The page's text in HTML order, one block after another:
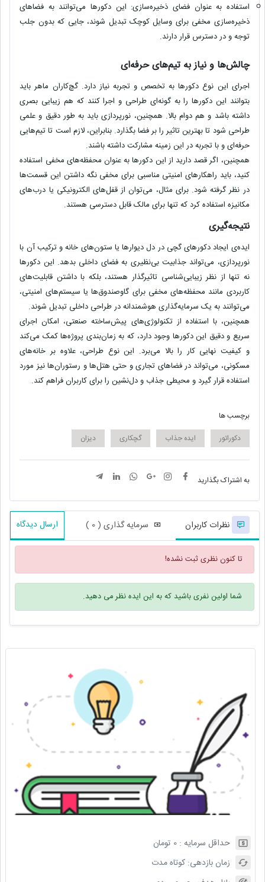
حداقل سرمایه :0 تومان
زمان بازدهی:کوتاه مدت
استفاده به عنوان فضای ذخیره‌سازی: این دکورها می‌توانند به فضاهای
ذخیره‌سازی مخفی برای وسایل کوچک تبدیل شوند، جایی که بدون جلب
توجه و در دسترس قرار دارند.
چالش‌ها و نیاز به تیم‌های حرفه‌ای
اجرای این نوع دکورها به تخصص و تجربه نیاز دارد.گچ‌کاران ماهرباید
بتوانند این دکورها را به گونه‌ای طراحی و اجرا کنند که هم زیبایی بصری
داشته باشد و همدوام بالا. همچنین، نورپردازی باید به طور دقیق و علمی
طراحی شود تا بهترین تاثیر را بر فضا بگذارد. بنابراین، لازم است تا تیم‌هایی
حرفه‌ای و با تجربه در این زمینه مشارکتداشته باشند.
همچنین، اگر قصد دارید از این دکورها به عنوان محفظه‌های مخفی استفاده
کنید، باید راهکارهای امنیتی مناسبی برای مخفی نگه داشتن این قسمت‌ها
در نظر گرفته شود. برای مثال، می‌توان ازقفل‌های الکترونیکی یا درب‌های
مکانیزه استفاده کرد که تنها برای مالک قابل دسترسی هستند.
نتیجه‌گیری
ایده‌ی ایجاددکورهای گچی در دل دیوارها یا ستون‌های خانه و ترکیب آن با
نورپردازی، می‌تواندجذابیت بی‌نظیری به فضای داخلی بدهد. این دکورها
نه تنها از نظر زیبایی‌شناسی تاثیرگذار هستند، بلکه با داشتن قابلیت‌های
کاربردی مانند محفظه‌های مخفی برای گاوصندوق‌هایا سیستم‌های امنیتی،
می‌توانند به یک سرمایه‌گذاری هوشمندانهدر طراحی داخلی تبدیل شوند.
همچنین، با استفاده از تکنولوژی‌های پیش‌ساخته صنعتی، امکان اجرای
سریع و دقیق این دکورها وجود دارد، که به زمان‌بندی پروژه‌هاکمک می‌کند
و کیفیت نهایی کار را بالا می‌برد. این نوع طراحی، علاوه بر خانه‌های
مسکونی، می‌تواند در فضاهای تجاری و حتی هتل‌هاو رستوران‌هانیز مورد
استفاده قرار گیرد و محیطیجذاب ودل‌نشین را برای کاربران فراهم کند.
برچسب ها
دکوراتور
ایده جذاب گچکاری دیزان
به اشتراک بگذارید
نظرات کاربران سرمایه گذاری ( 0 ) ارسال دیدگاه
تا کنون نظری ثبت نشده!
شما اولین نفری باشید که به این ایده نظر می دهید.